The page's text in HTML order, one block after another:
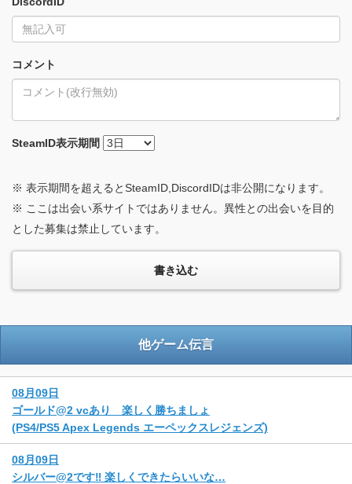
コメント
SteamID表示期間
※ 表示期間を超えるとSteamID,DiscordIDは非公開になります。
※ ここは出会い系サイトではありません。異性との出会いを目的
とした募集は禁止しています。
他ゲーム伝言
08月09日
ゴールド@2 vcあり 楽しく勝ちましょ
(PS4/PS5 Apex Legends エーペックスレジェンズ)
08月09日
シルバー@2です‼️ 楽しくできたらいいな…